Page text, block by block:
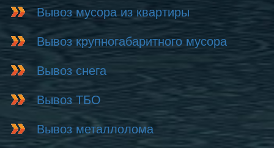
Вывоз мусора из квартиры
Вывоз крупногабаритного мусора
Вывоз снега
Вывоз ТБО
Вывоз металлолома